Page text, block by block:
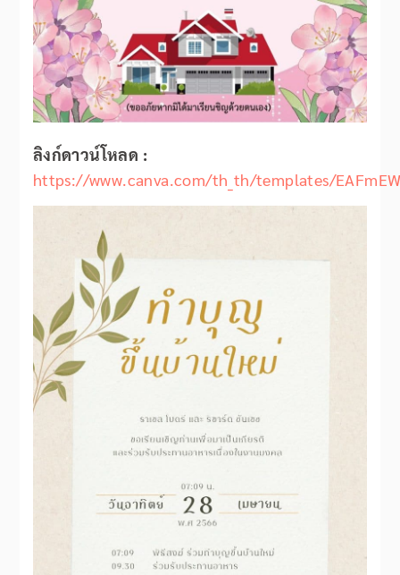
ลิงก์ดาวน์โหลด :
https://www.canva.com/th_th/templates/